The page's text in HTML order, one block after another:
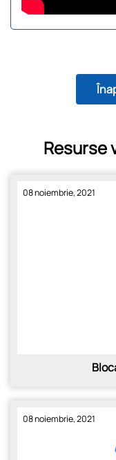
Resurse
08 noiembrie, 2021
08 noiembrie, 2021